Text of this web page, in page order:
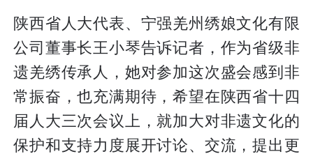
陕西省人大代表、宁强羌州绣娘文化有限
公司董事长王小琴告诉记者，作为省级非
遗羌绣传承人，她对参加这次盛会感到非
常振奋，也充满期待，希望在陕西省十四
届人大三次会议上，就加大对非遗文化的
保护和支持力度展开讨论、交流，提出更